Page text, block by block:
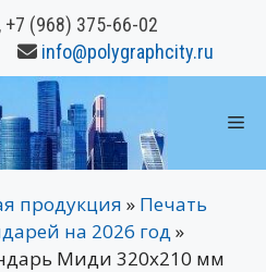
, +7 (968) 375-66-02
info@polygraphcity.ru
продукция » Печать
на 2026 год»
Миди 320х210 мм